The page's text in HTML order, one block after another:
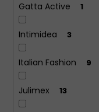
Gatta Active 1
Intimidea 3
Italian Fashion 9
Julimex 13